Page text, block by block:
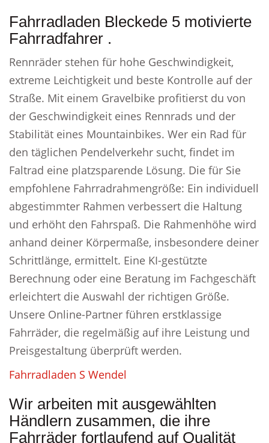
Fahrradladen Bleckede 5 motivierte
Fahrradfahrer .
Rennräder stehen für hohe Geschwindigkeit,
extreme Leichtigkeit und beste Kontrolle auf der
Straße. Mit einem Gravelbike profitierst du von
der Geschwindigkeit eines Rennrads und der
Stabilität eines Mountainbikes. Wer ein Rad für
den täglichen Pendelverkehr sucht, findet im
Faltrad eine platzsparende Lösung. Die für Sie
empfohlene Fahrradrahmengröße: Ein individuell
abgestimmter Rahmen verbessert die Haltung
und erhöht den Fahrspaß. Die Rahmenhöhe wird
anhand deiner Körpermaße, insbesondere deiner
Schrittlänge, ermittelt. Eine KI-gestützte
Berechnung oder eine Beratung im Fachgeschäft
erleichtert die Auswahl der richtigen Größe.
Unsere Online-Partner führen erstklassige
Fahrräder, die regelmäßig auf ihre Leistung und
Preisgestaltung überprüft werden.
Fahrradladen S Wendel
Wir arbeiten mit ausgewählten
Händlern zusammen, die ihre
Fahrräder fortlaufend auf Qualität